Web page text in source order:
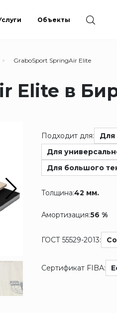
Объекты
GraboSport SpringAir Elite
Elite в
Подходит для:
Для
Для
Для большого
Толщина:42 мм.
Амортизация:56 %
ГОСТ 55529-2013:
Сертификат FIBA: